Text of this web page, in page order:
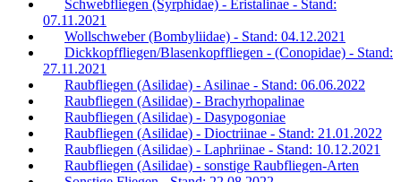
Schwebfliegen (Syrphidae) - Eristalinae - Stand:
07.11.2021
Wollschweber (Bombyliidae) - Stand: 04.12.2021
Dickkopffliegen/Blasenkopffliegen - (Conopidae) - Stand:
27.11.2021
Raubfliegen (Asilidae) - Asilinae - Stand: 06.06.2022
Raubfliegen (Asilidae) - Brachyrhopalinae
Raubfliegen (Asilidae) - Dasypogoniae
Raubfliegen (Asilidae) - Dioctriinae - Stand: 21.01.2022
Raubfliegen (Asilidae) - Laphriinae - Stand: 10.12.2021
Raubfliegen (Asilidae) - sonstige Raubfliegen-Arten